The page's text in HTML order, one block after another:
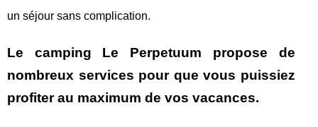
un séjour sans complication.
Le camping Le Perpetuum propose de
nombreux services pour que vous puissiez
profiter au maximum de vos vacances.